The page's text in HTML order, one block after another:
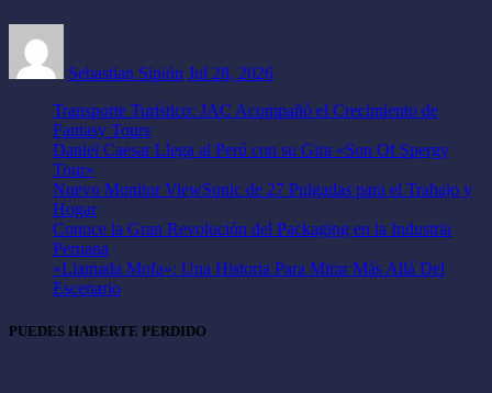
Sebastian Sipión Jul 28, 2026
Transporte Turístico: JAC Acompañó el Crecimiento de
Fantasy Tours
Daniel Caesar Llega al Perú con su Gira «Son Of Spergy
Tour»
Nuevo Monitor ViewSonic de 27 Pulgadas para el Trabajo y
Hogar
Conoce la Gran Revolución del Packaging en la Industria
Peruana
«Llamada Mofa»: Una Historia Para Mirar Más Allá Del
Escenario
PUEDES HABERTE PERDIDO